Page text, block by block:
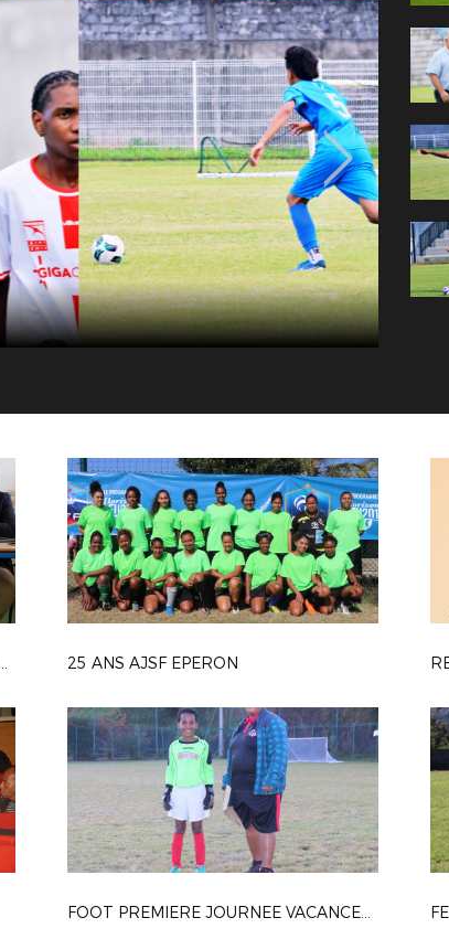
CONFERENCE DE PRESSE 24 AOUT 2018 25 ANS AJSF EPERON
FOOT PREMIERE JOURNEE VACANCES 2018